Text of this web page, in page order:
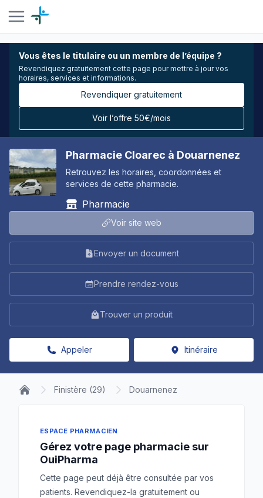
Vous êtes le titulaire ou un membre de l’équipe ?
Revendiquez gratuitement cette page pour mettre à jour vos
horaires, services et informations.
Revendiquer gratuitement
Voir l’offre 50€/mois
Pharmacie Cloarec à Douarnenez
Retrouvez les horaires, coordonnées et
services de cette pharmacie.
Pharmacie
Voir site web
Envoyer un document
Prendre rendez-vous
Trouver un produit
Appeler Itinéraire
Finistère (29) Douarnenez
ESPACE PHARMACIEN
Gérez votre page pharmacie sur
OuiPharma
Cette page peut déjà être consultée par vos
patients. Revendiquez-la gratuitement ou